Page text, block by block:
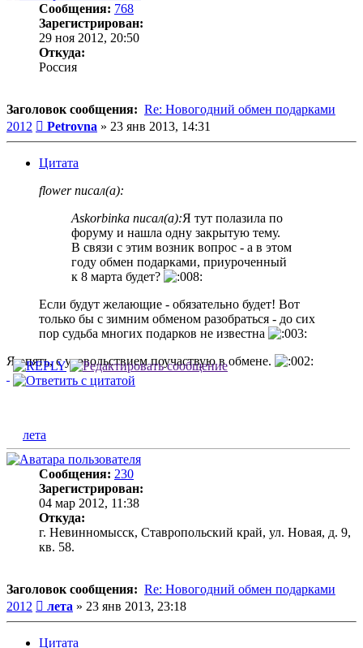
Сообщения: 768
Зарегистрирован:
29 ноя 2012, 20:50
Откуда:
Россия
Заголовок сообщения: Re: Новогодний обмен подарками
2012
Сообщение
Petrovna » 23 янв 2013, 14:31
Цитата
flower писал(а):
Askorbinka писал(а):Я тут полазила по
форуму и нашла одну закрытую тему.
В связи с этим возник вопрос - а в этом
году обмен подарками, приуроченный
к 8 марта будет?
Если будут желающие - обязательно будет! Вот
только бы с зимним обменом разобраться - до сих
пор судьба многих подарков не известна
Я опять, с удовольствием поучаствую в обмене.
лета
Сообщения: 230
Зарегистрирован:
04 мар 2012, 11:38
Откуда:
г. Невинномысск, Ставропольский край, ул. Новая, д. 9,
кв. 58.
Заголовок сообщения: Re: Новогодний обмен подарками
2012
Сообщение
лета » 23 янв 2013, 23:18
Цитата